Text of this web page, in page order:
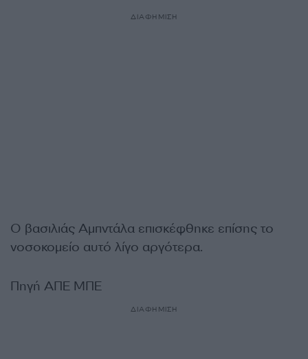
ΔΙΑΦΗΜΙΣΗ
Ο βασιλιάς Αμπντάλα επισκέφθηκε επίσης το
νοσοκομείο αυτό λίγο αργότερα.
Πηγή ΑΠΕ ΜΠΕ
ΔΙΑΦΗΜΙΣΗ